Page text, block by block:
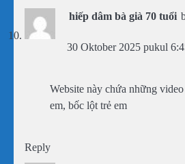
hiếp dâm bà già 70 tuổi
30 Oktober 2025 pukul
Website này chứa những
em, bốc lột trẻ em
Reply